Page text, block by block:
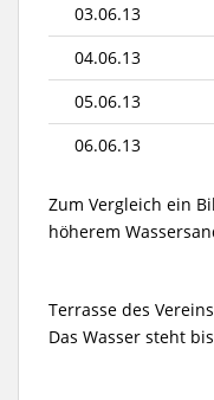
03.06.13
04.06.13
05.06.13
06.06.13
Zum Vergleich ein
höherem
Terrasse des
Das Wasser steht